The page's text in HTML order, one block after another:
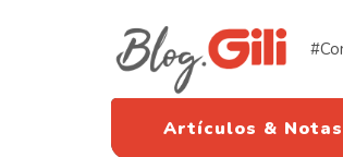
Artículos & Notas